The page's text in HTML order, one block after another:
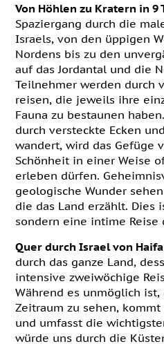
Von Höhlen zu Kratern in 9
Spaziergang durch die
Israels, von den üppigen
Nordens bis zu den
auf das Jordantal und die
Teilnehmer werden durch
reisen, die jeweils ihre
Fauna zu bestaunen
durch versteckte Ecken
wandert, wird das Gefüge
Schönheit in einer Weise
erleben dürfen.
geologische Wunder
die das Land erzählt. Dies
sondern eine intime Reise
Quer durch Israel von
durch das ganze Land,
intensive zweiwöchige
Während es unmöglich
Zeitraum zu sehen,
und umfasst die
würde uns durch die